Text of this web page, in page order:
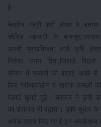
है।
केंद्रीय मंत्री श्री तोमर ने बताया
कोविड महामारी के
अपनी प्राथमिकता वाले कृषि
निरंतर ध्यान दिया,जिससे पिछले
सीजन में फसलों की कटाई अच्छे-से
फिर ग्रीष्मकालीन व खरीफ फसलों की
रेकार्ड बुवाई हुई। सरकार ने कृषि
का उपार्जन भी बढ़ाया। कृषि सुधार के
अनेक उपाय किए गए हैं,इन सबसेआज